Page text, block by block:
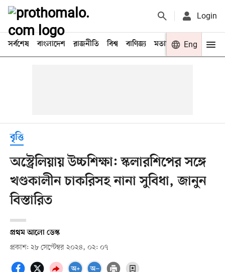
Login
সর্বশেষ বাংলাদেশ রাজনীতি বিশ্ব বাণিজ্য মতামত খেলা
Eng
বৃত্তি
অস্ট্রেলিয়ায় উচ্চশিক্ষা: স্কলারশিপের সঙ্গে
খণ্ডকালীন চাকরিসহ নানা সুবিধা, জানুন
বিস্তারিত
প্রথম আলো ডেস্ক
প্রকাশ: ২৮ সেপ্টেম্বর ২০২৪, ০২: ০৭